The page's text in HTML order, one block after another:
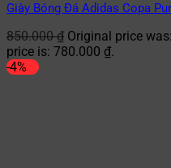
Giày Bóng Đá Adidas Copa
850.000₫ Original price
price is: 780.000 ₫.
-4%